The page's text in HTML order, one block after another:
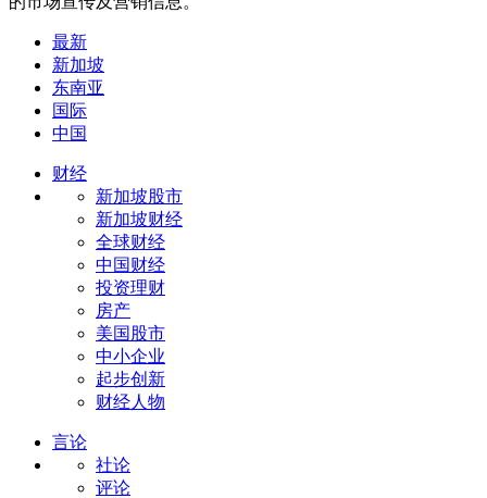
最新
新加坡
东南亚
国际
中国
财经
新加坡股市
新加坡财经
全球财经
中国财经
投资理财
房产
美国股市
中小企业
起步创新
财经人物
言论
社论
评论